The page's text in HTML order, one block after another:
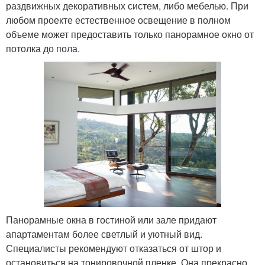
раздвижных декоративных систем, либо мебелью. При
любом проекте естественное освещение в полном
объеме может предоставить только панорамное окно от
потолка до пола.
Панорамные окна в гостиной или зале придают
апартаментам более светлый и уютный вид.
Специалисты рекомендуют отказаться от штор и